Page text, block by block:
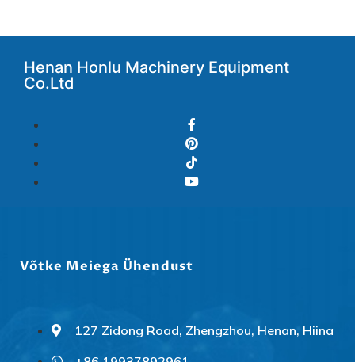
Henan Honlu Machinery Equipment
Co.Ltd
Võtke Meiega Ühendust
127 Zidong Road, Zhengzhou, Henan, Hiina
हिन्दी